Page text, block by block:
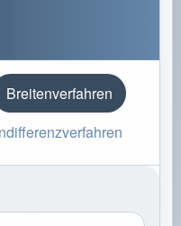
Breitenverfahren